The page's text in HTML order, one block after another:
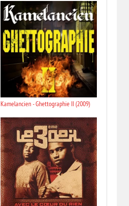
Kamelancien - Ghettographie II (2009)